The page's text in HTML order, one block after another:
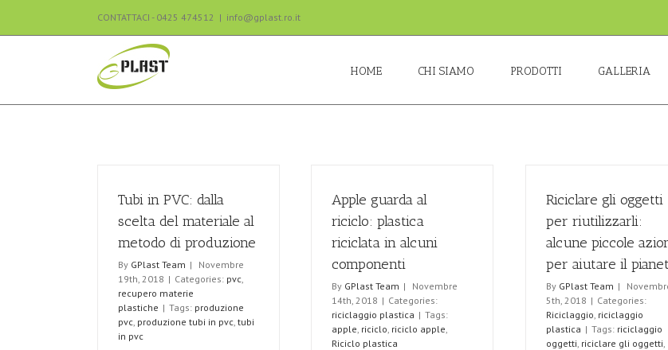
CONTATTACI - 0425 474512 | info@gplast.ro.it
HOME CHI SIAMO PRODOTTI GALLERIA
Tubi in PVC: dalla
scelta del materiale al
metodo di produzione
By GPlast Team |
Novembre
19th, 2018 | Categories: pvc,
recupero materie
plastiche | Tags: produzione
pvc, produzione tubi in pvc, tubi
in pvc
Apple guarda al
riciclo: plastica
riciclata in alcuni
componenti
By GPlast Team |
Novembre
14th, 2018 | Categories:
riciclaggio plastica | Tags:
apple, riciclo, riciclo apple,
Riciclo plastica
Riciclare gli oggetti
per riutilizzarli:
alcune piccole
per aiutare il
By GPlast Team |
5th, 2018 | Categories:
Riciclaggio, riciclaggio
plastica | Tags: riciclaggio
oggetti, riciclare gli oggetti,